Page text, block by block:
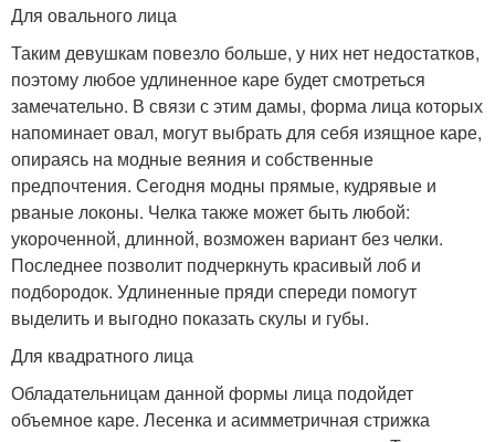
Для овального лица
Таким девушкам повезло больше, у них нет недостатков,
поэтому любое удлиненное каре будет смотреться
замечательно. В связи с этим дамы, форма лица которых
напоминает овал, могут выбрать для себя изящное каре,
опираясь на модные веяния и собственные
предпочтения. Сегодня модны прямые, кудрявые и
рваные локоны. Челка также может быть любой:
укороченной, длинной, возможен вариант без челки.
Последнее позволит подчеркнуть красивый лоб и
подбородок. Удлиненные пряди спереди помогут
выделить и выгодно показать скулы и губы.
Для квадратного лица
Обладательницам данной формы лица подойдет
объемное каре. Лесенка и асимметричная стрижка